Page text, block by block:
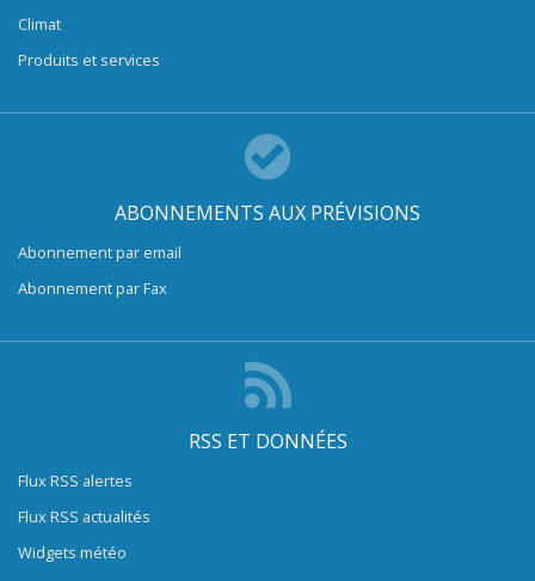
Climat
Produits et services
ABONNEMENTS AUX PRÉVISIONS
Abonnement par email
Abonnement par Fax
RSS ET DONNÉES
Flux RSS alertes
Flux RSS actualités
Widgets météo